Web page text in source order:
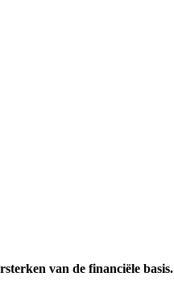
van de financiële basis.